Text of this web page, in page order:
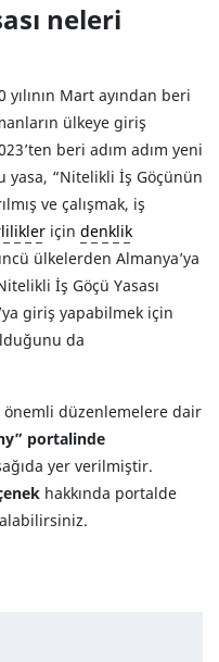
neleri
Mart ayından beri
ülkeye giriş
beri adım adım yeni
yasa, “Nitelikli İş Göçünün
ve çalışmak, iş
içindenklik
ülkelerden Almanya’ya
İş Göçü Yasası
giriş yapabilmek için
da
önemli düzenlemelere dair
portalinde
yer verilmiştir.
hakkında portalde